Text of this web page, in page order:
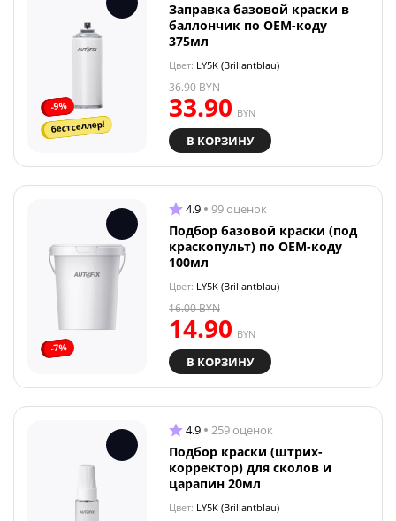
-9%
бестселлер!
Заправка базовой краски в
баллончик по OEM-коду
375мл
Цвет: LY5K (Brillantblau)
33.90 BYN
36.90BYN
В КОРЗИНУ
-7%
4.9 99 оценок
Подбор базовой краски (под
краскопульт) по OEM-коду
100мл
Цвет: LY5K (Brillantblau)
14.90 BYN
16.00BYN
В КОРЗИНУ
4.9 259 оценок
Подбор краски (штрих-
корректор) для сколов и
царапин 20мл
Цвет: LY5K (Brillantblau)